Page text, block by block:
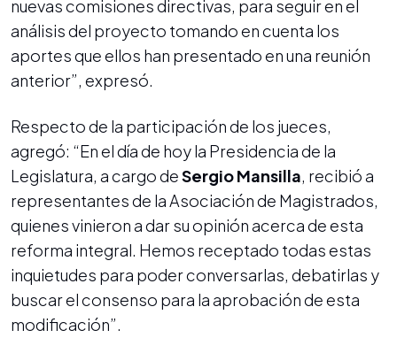
nuevas comisiones directivas, para seguir en el
análisis del proyecto tomando en cuenta los
aportes que ellos han presentado en una reunión
anterior”, expresó.
Respecto de la participación de los jueces,
agregó: “En el día de hoy la Presidencia de la
Legislatura, a cargo deSergio Mansilla, recibió a
representantes de la Asociación de Magistrados,
quienes vinieron a dar su opinión acerca de esta
reforma integral. Hemos receptado todas estas
inquietudes para poder conversarlas, debatirlas y
buscar el consenso para la aprobación de esta
modificación”.